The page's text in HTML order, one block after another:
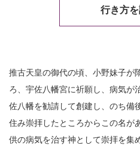
行き方
推古天皇の御代の頃、小野妹子が
ろ、宇佐八幡宮に祈願し、病気が
佐八幡を勧請して創建し、のち備
住み崇拝したところからこの名が
供の病気を治す神として崇拝を集